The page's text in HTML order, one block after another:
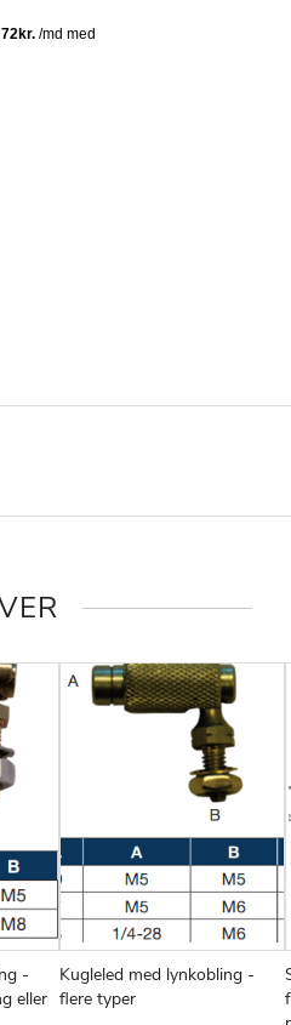
TIL
SAMMENLIGN
-
eller
Læg i kurv
TILFØJ
Kugleled med lynkobling -
flere typer